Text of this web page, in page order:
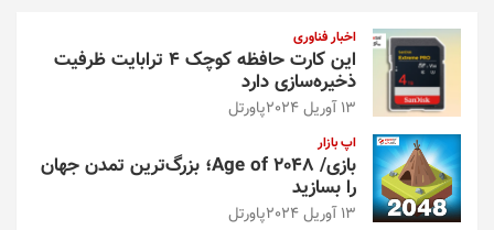
اخبار فناوری
این کارت حافظه کوچک ۴ ترابایت ظرفیت
ذخیره‌سازی دارد
13 آوریل 2024 پاورتل
اپ بازار
بازی/ Age of 2048؛ بزرگ‌ترین تمدن جهان
را بسازید
13 آوریل 2024 پاورتل